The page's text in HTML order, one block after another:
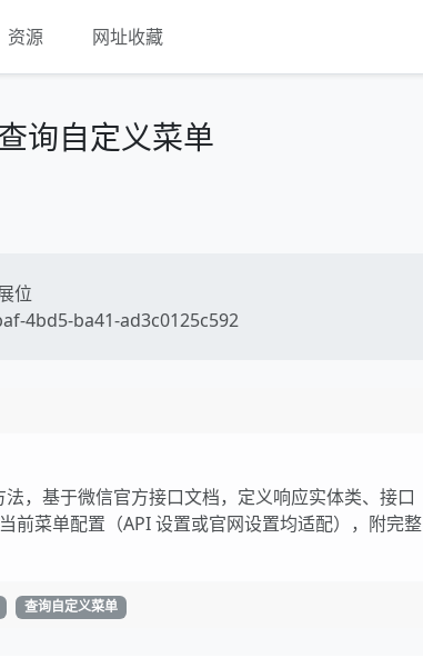
资源 网址收藏
询自定义菜单
位
4bd5-ba41-ad3c0125c592
，基于微信官方接口文档，定义响应实体类、接口
前菜单配置（API 设置或官网设置均适配），附完整
查询自定义菜单